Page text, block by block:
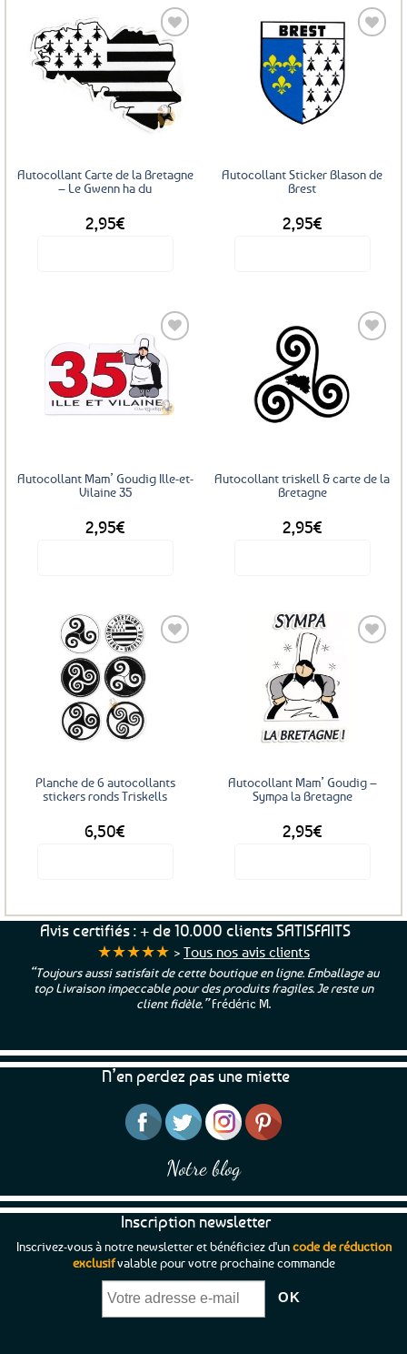
plusieurs
variations.
sur
Ajouter
aux
favoris
Autocollant Carte de la Bretagne
– Le Gwenn ha du
2,95€
Autocollant Sticker Blason de
Brest
2,95€
Ajouter
favoris
Autocollant Mam’ Goudig Ille-et-
Vilaine 35
2,95€
Autocollant triskell & carte de la
Bretagne
2,95€
Planche de 6 autocollants
stickers ronds Triskells
6,50€
Autocollant Mam’ Goudig –
Sympa la Bretagne
2,95€
Avis certifiés : + de 10.000 clients SATISFAITS
★★★★★ > Tous nos avis clients
“Toujours aussi satisfait de cette boutique en ligne. Emballage au
top Livraison impeccable pour des produits fragiles. Je reste un
client fidèle.”Frédéric M.
N’en perdez pas une miette
Notre blog
Inscription newsletter
Inscrivez-vous à notre newsletter et bénéficiez d'uncode de réduction
exclusifvalable pour votre prochaine commande